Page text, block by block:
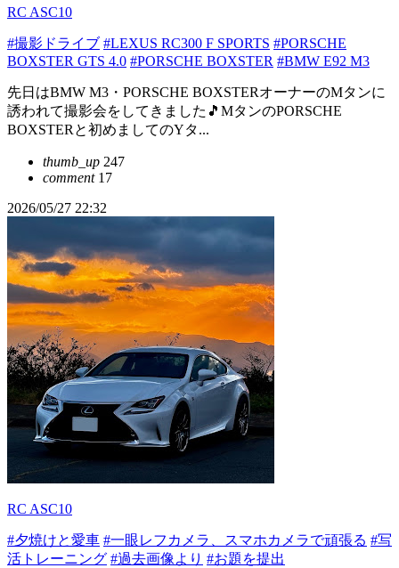
RC ASC10
#撮影ドライブ #LEXUS RC300 F SPORTS #PORSCHE
BOXSTER GTS 4.0 #PORSCHE BOXSTER #BMW E92 M3
先日はBMW M3・PORSCHE BOXSTERオーナーのMタンに
誘われて撮影会をしてきました🎵MタンのPORSCHE
BOXSTERと初めましてのYタ...
thumb_up 247
comment17
2026/05/27 22:32
RC ASC10
#夕焼けと愛車 #一眼レフカメラ、スマホカメラで頑張る #写
活トレーニング #過去画像より #お題を提出